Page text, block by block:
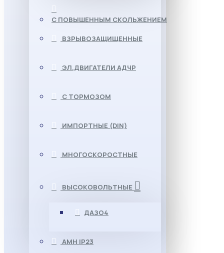
С ПОВЫШЕННЫМ СКОЛЬЖЕНИЕМ
ВЗРЫВОЗАЩИЩЕННЫЕ
ЭЛ.ДВИГАТЕЛИ АДЧР
С ТОРМОЗОМ
ИМПОРТНЫЕ (DIN)
МНОГОСКОРОСТНЫЕ
ВЫСОКОВОЛЬТНЫЕ
ДАЗО4
АМН IP23